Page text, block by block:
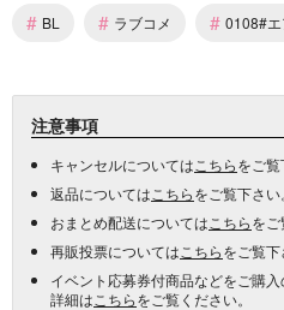
# BL # ラブコメ # 0108#
注意事項
キャンセルについては こちらをご覧
返品については こちらをご覧下さい。
おまとめ配送については こちらをご
再販投票については こちらをご覧下
イベント応募券付商品などをご購入
詳細は こちらをご覧ください。